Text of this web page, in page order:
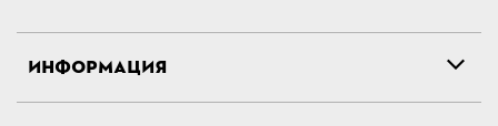
ИНФОРМАЦИЯ